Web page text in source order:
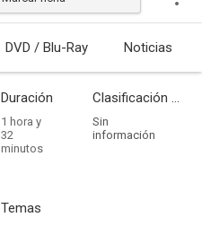
Estrenada
DVD / Blu-Ray Noticias
Duración
1 hora y
32
minutos
Clasificación por edades
Sin
información
Temas